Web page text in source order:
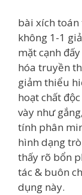
bài xích toán
không 1-1
mặt cạnh
hóa truyền
giảm thiểu
hoạt chất
vày như
tính phân
hình dạng
thấy rõ bổn
tác & buôn
dụng này.